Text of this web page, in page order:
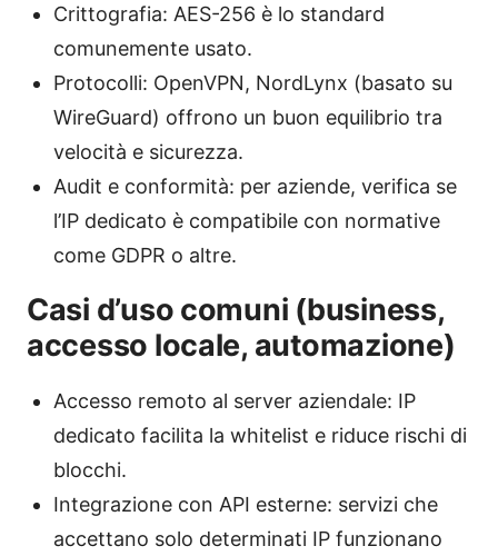
Crittografia: AES-256 è lo standard
comunemente usato.
Protocolli: OpenVPN, NordLynx (basato su
WireGuard) offrono un buon equilibrio tra
velocità e sicurezza.
Audit e conformità: per aziende, verifica se
l’IP dedicato è compatibile con normative
come GDPR o altre.
Casi d’uso comuni (business,
accesso locale, automazione)
Accesso remoto al server aziendale: IP
dedicato facilita la whitelist e riduce rischi di
blocchi.
Integrazione con API esterne: servizi che
accettano solo determinati IP funzionano